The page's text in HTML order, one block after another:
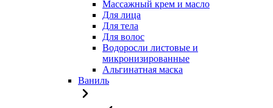
Массажный крем и масло
Для лица
Для тела
Для волос
Водоросли листовые и
микронизированные
Альгинатная маска
Ваниль